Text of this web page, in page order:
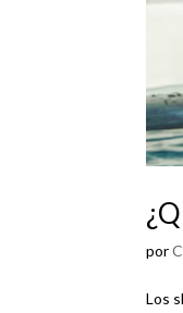
por
Los